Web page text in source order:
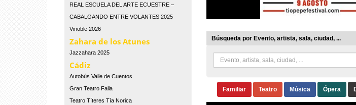
REAL ESCUELA DEL ARTE ECUESTRE –
CABALGANDO ENTRE VOLANTES 2025
Vinoble 2026
Zahara de los Atunes
Jazzahara 2025
Cádiz
Autobús Valle de Cuentos
Gran Teatro Falla
Teatro Títeres Tía Norica
Búsqueda por Evento, artista, sala, ciudad, ...
Familiar Teatro Música Ópera